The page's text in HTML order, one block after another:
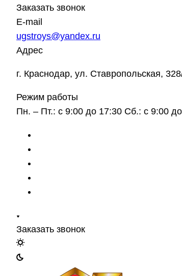
Заказать звонок
E-mail
ugstroys@yandex.ru
Адрес
г. Краснодар, ул. Ставропольская,
Режим работы
Пн. – Пт.: с 9:00 до 17:30 Сб.: с 9:00
Заказать звонок